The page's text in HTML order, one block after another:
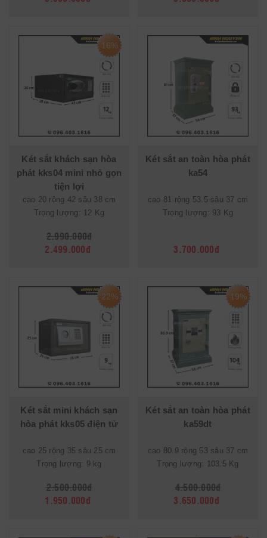
16%
Két sắt khách sạn hòa
phát kks04 mini nhỏ gọn
tiện lợi
cao 20 rộng 42 sâu 38 cm
Trọng lượng: 12 Kg
2.990.000đ
2.499.000đ
Két sắt an toàn hòa phát
ka54
cao 81 rộng 53.5 sâu 37 cm
Trọng lượng: 93 Kg
3.700.000đ
22%
Két sắt mini khách sạn
hòa phát kks05 điện tử
cao 25 rộng 35 sâu 25 cm
Trọng lượng: 9 kg
2.500.000đ
1.950.000đ
19%
Két sắt an toàn hòa phát
ka59dt
cao 80.9 rộng 53 sâu 37 cm
Trọng lượng: 103.5 Kg
4.500.000đ
3.650.000đ